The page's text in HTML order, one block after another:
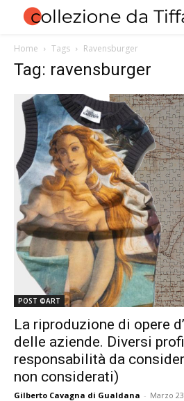
Home Tags Ravensburger
Tag: ravensburger
POST ©ART
La riproduzione di opere
delle aziende. Diversi
responsabilità da
non considerati)
Gilberto Cavagna di Gualdana - Marzo